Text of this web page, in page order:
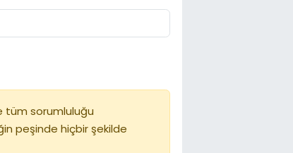
tüm sorumluluğu
peşinde hiçbir şekilde